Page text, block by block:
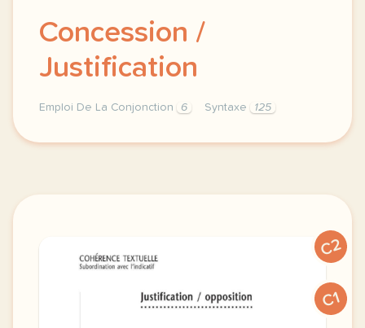
Concession /
Justification
Emploi De La Conjonction 6 Syntaxe 125
subordination avec l indicatif coherence
C2
C1